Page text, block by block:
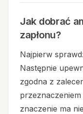
Jak dobrać
zapłonu?
Najpierw
Następnie
zgodna z
znaczenie ma